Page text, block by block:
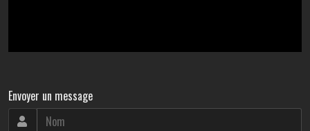
Envoyer un message